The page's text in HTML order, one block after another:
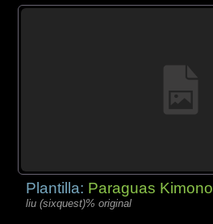
Plantilla: Paraguas Kimono
liu (sixquest)% original